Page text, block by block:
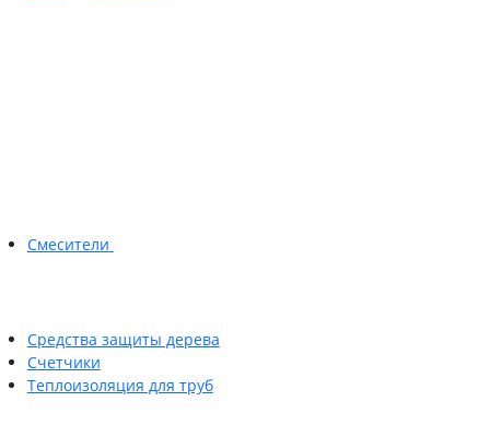
Смесители
Средства защиты дерева
Счетчики
Теплоизоляция для труб